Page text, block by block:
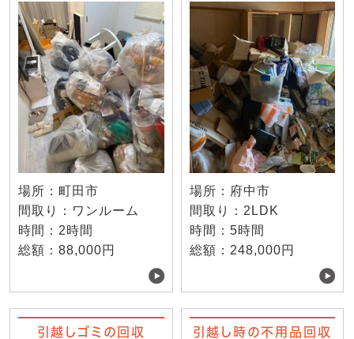
場所：町田市
間取り：ワンルーム
時間：2時間
総額：88,000円
場所：府中市
間取り：2LDK
時間：5時間
総額：248,000円
引越しゴミの回収 引越し時の不用品回収